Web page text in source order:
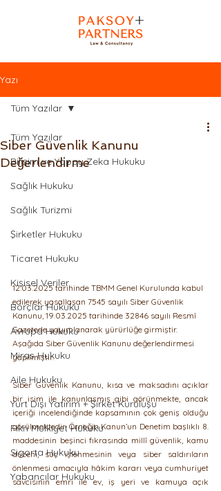
Yazı
Tüm Yazılar
Bilişim ve Yapay Zeka Hukuku
Sağlık Hukuku
Sağlık Turizmi
Şirketler Hukuku
Ticaret Hukuku
Kişisel Veriler
Borçlar Hukuku
Avrupa Hukuku
Miras Hukuku
Aile Hukuku
Yurt Dışı Yatırım + Şirket Kuruluşu
Fikri Mülkiyet Hukuku
Sigorta Hukuku
Yabancılar Hukuku
Tüm Yazılar
Siber Güvenlik Kanunu
Değerlendirme
12.03.2025 tarihinde TBMM Genel Kurulunda kabul
edilerek yasallaşan 7545 sayılı Siber Güvenlik
Kanunu, 19.03.2025 tarihinde 32846 sayılı Resmî
Gazetede yayımlanarak yürürlüğe girmiştir.
Aşağıda Siber Güvenlik Kanunu değerlendirmesi
yapılmıştır.
Siber Güvenlik Kanunu, kısa ve maksadını açıklar
bir isim ile kanunlaşmış gibi görünmekte, ancak
içeriği incelendiğinde kapsamının çok geniş olduğu
görülmektedir. Örneğin Kanun’un Denetim başlıklı 8.
maddesinin beşinci fıkrasında millî güvenlik, kamu
düzeni, suç işlenmesinin veya siber saldırıların
önlenmesi amacıyla hâkim kararı veya cumhuriyet
savcısının emri ile ev, iş yeri ve kamuya açık